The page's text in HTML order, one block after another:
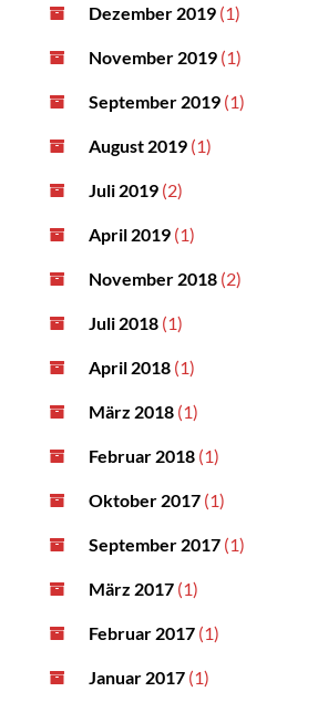
Dezember 2019 (1)
November 2019 (1)
September 2019 (1)
August 2019 (1)
Juli 2019 (2)
April 2019 (1)
November 2018 (2)
Juli 2018 (1)
April 2018 (1)
März 2018 (1)
Februar 2018 (1)
Oktober 2017 (1)
September 2017 (1)
März 2017 (1)
Februar 2017 (1)
Januar 2017 (1)